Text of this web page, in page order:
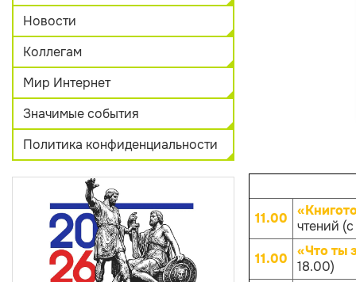
Новости
Коллегам
Мир Интернет
Значимые события
Политика конфиденциальности
11.00
чтений
11.00
«Что ты
18.00)